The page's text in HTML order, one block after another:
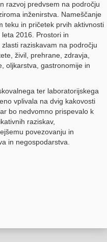
razvoj predvsem na področju
inženirstva. Nameščanje
teku in pričetek prvih aktivnosti
2016. Prostori in
raziskavam na področju
živil, prehrane, zdravja,
oljkarstva, gastronomije in
ter laboratorijskega
vplivala na dvig kakovosti
bo nedvomno prispevalo k
raziskav,
povezovanju in
in negospodarstva.